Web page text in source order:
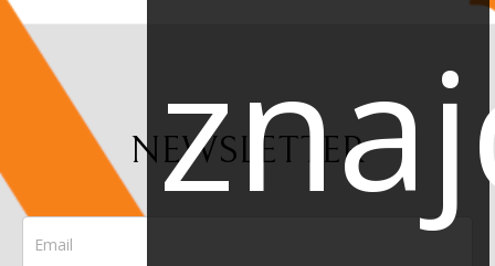
NEWSLETTER